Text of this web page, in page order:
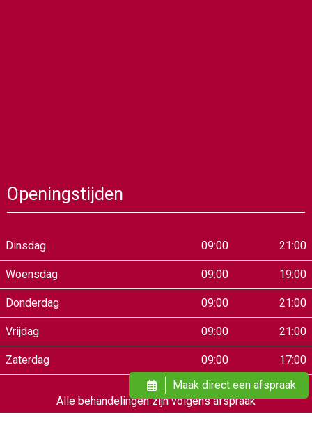
Openingstijden
Dinsdag 09:00 21:00
Woensdag 09:00 19:00
Donderdag 09:00 21:00
Vrijdag 09:00 21:00
Zaterdag 09:00 17:00
Alle behandelingen zijn volgens afspraak
Maak direct een afspraak